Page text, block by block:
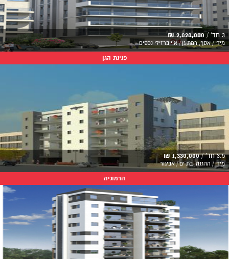
3 חד' / 2,020,000 ₪
מידי / אסף, רמת גן / א.י ברזילי נכסים
פנינת הגן
3.5 חד' / 1,330,000 ₪
מידי / ההגנה, בת ים / אביגור
הרמוניה